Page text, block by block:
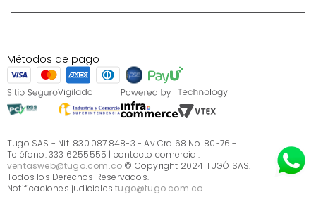
Términos, condiciones y restricciones para productos
S.A.S
Términos, condiciones y restricciones Tugó S.A.S
Instructivo cuidado de muebles
Sé parte de Tugó
¿Quiénes somos?
Servicio al cliente
¿Quieres vender en Tugó?
Métodos de pago
Tugo SAS - Nit. 830.087.848-3 - Av Cra 68 No. 80-76 -
Teléfono: 333 6255555 | contacto comercial:
ventasweb@tugo.com.co © Copyright 2024 TUGÓ SAS.
Todos los Derechos Reservados.
Notificaciones judicialestugo@tugo.com.co